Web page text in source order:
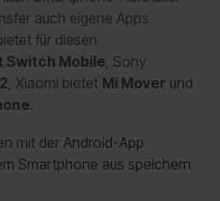
auch eigene Apps
für diesen
Switch Mobile, Sony
, Xiaomi bietet Mi Mover und
.
mit der Android-App
Smartphone aus speichern